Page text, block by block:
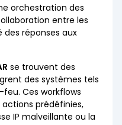
orchestration des
entre les
des réponses aux
se trouvent des
des systèmes tels
feu. Ces workflows
prédéfinies,
IP malveillante ou la